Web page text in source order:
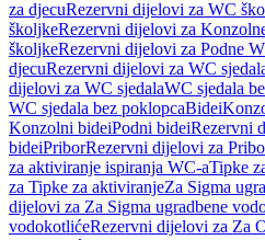
za djecuRezervni dijelovi za WC
školjkeRezervni dijelovi za
školjkeRezervni dijelovi za Podne
djecuRezervni dijelovi za WC
dijelovi za WC sjedalaWC sjedala
WC sjedala bez poklopcaBidei
Konzolni bideiPodni bideiRezervni
bideiPriborRezervni dijelovi za
za aktiviranje ispiranja WC-aTipke
za Tipke za aktiviranjeZa Sigma
dijelovi za Za Sigma ugradbene
vodokotlićeRezervni dijelovi za Za